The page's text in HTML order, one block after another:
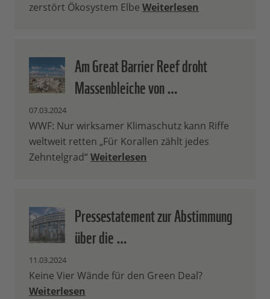
zerstört Ökosystem Elbe Weiterlesen
Am Great Barrier Reef droht
Massenbleiche von …
07.03.2024
WWF: Nur wirksamer Klimaschutz kann Riffe
weltweit retten „Für Korallen zählt jedes
Zehntelgrad“ Weiterlesen
Pressestatement zur Abstimmung
über die …
11.03.2024
Keine Vier Wände für den Green Deal?
Weiterlesen